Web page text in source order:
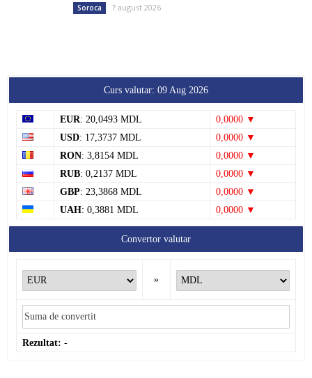
Curs valutar: 09 Aug 2026
EUR: 20,0493 MDL
0,0000 ▼
USD: 17,3737 MDL
0,0000 ▼
RON : 3,8154 MDL
0,0000 ▼
RUB: 0,2137 MDL
0,0000 ▼
GBP: 23,3868 MDL
0,0000 ▼
UAH: 0,3881 MDL 0,0000 ▼
Convertor valutar
Rezultat: -